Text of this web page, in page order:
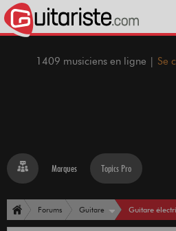
1409 musiciens en ligne | Se
Marques Topics Pro
Forums Guitare Guitare